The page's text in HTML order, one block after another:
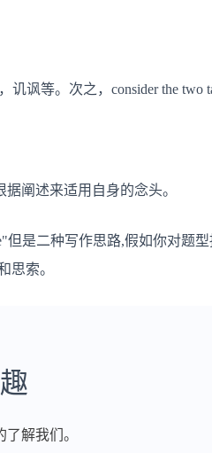
讽等。次之，consider the two
阐述来适用自身的念头。
但是二种写作思路,假如你对题
思索。
解我们。